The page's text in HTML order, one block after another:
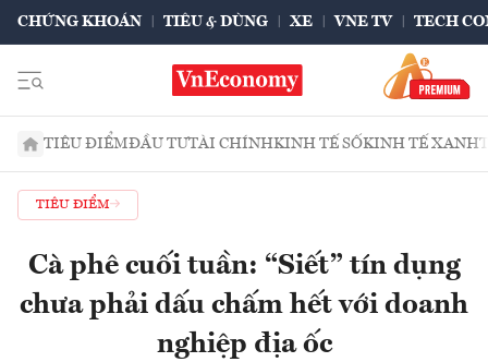
CHỨNG KHOÁN TIÊU & DÙNG XE VNE TV TECH
TIÊU ĐIỂMĐẦU TƯTÀI CHÍNHKINH TẾ SỐKINH TẾ XANH
TIÊU ĐIỂM
Cà phê cuối tuần: “Siết” tín dụng
chưa phải dấu chấm hết với doanh
nghiệp địa ốc